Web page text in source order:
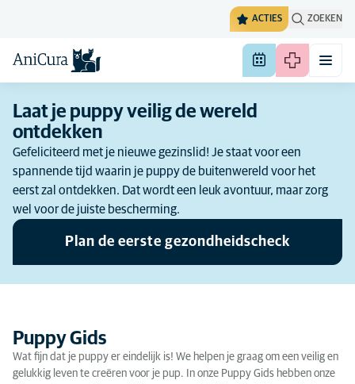
ACTIES ZOEKEN
Laat je puppy veilig de wereld
ontdekken
Gefeliciteerd met je nieuwe gezinslid! Je staat voor een
spannende tijd waarin je puppy de buitenwereld voor het
eerst zal ontdekken. Dat wordt een leuk avontuur, maar zorg
wel voor de juiste bescherming.
Plan de eerste gezondheidscheck
Puppy Gids
Wat fijn dat je puppy er eindelijk is! We helpen je graag om een veilig en
gelukkig leven te creëren voor je pup. In onze Puppy Gids hebben onze